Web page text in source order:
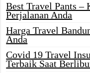
Best Travel Pants –
Perjalanan Anda
Harga Travel
Anda
Covid 19 Travel
Terbaik Saat